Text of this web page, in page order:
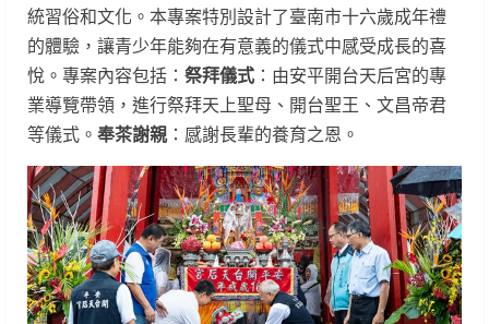
統習俗和文化。本專案特別設計了臺南市十六歲成年禮
的體驗，讓青少年能夠在有意義的儀式中感受成長的喜
悅。專案內容包括： 祭拜儀式 ：由安平開台天后宮的專
業導覽帶領，進行祭拜天上聖母、開台聖王、文昌帝君
等儀式。 奉茶謝親：感謝長輩的養育之恩。